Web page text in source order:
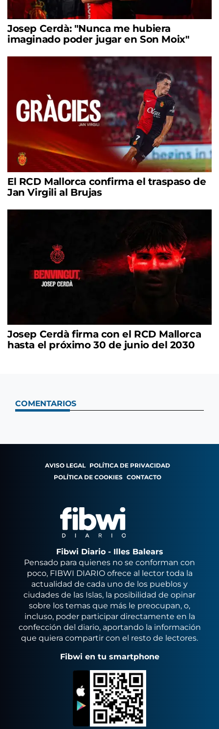
Josep Cerdà: "Nunca me hubiera
imaginado poder jugar en Son Moix"
El RCD Mallorca confirma el traspaso de
Jan Virgili al Brujas
Josep Cerdà firma con el RCD Mallorca
hasta el próximo 30 de junio del 2030
COMENTARIOS
AVISO LEGAL POLÍTICA DE PRIVACIDAD
POLÍTICA DE COOKIES CONTACTO
Fibwi Diario - Illes Balears
Pensado para quienes no se conforman con
poco, FIBWI DIARIO ofrece al lector toda la
actualidad de cada uno de los pueblos y
ciudades de las Islas, la posibilidad de opinar
sobre los temas que más le preocupan, o,
incluso, poder participar directamente en la
confección del diario, aportando la información
que quiera compartir con el resto de lectores.
Fibwi en tu smartphone